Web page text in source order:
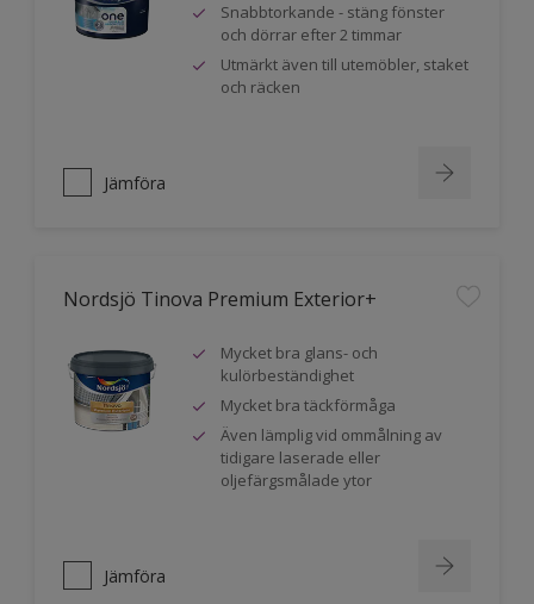
Snabbtorkande - stäng fönster
och dörrar efter 2 timmar
Utmärkt även till utemöbler, staket
och räcken
Jämföra
Nordsjö Tinova Premium Exterior+
Mycket bra glans- och
kulörbeständighet
Mycket bra täckförmåga
Även lämplig vid ommålning av
tidigare laserade eller
oljefärgsmålade ytor
Jämföra